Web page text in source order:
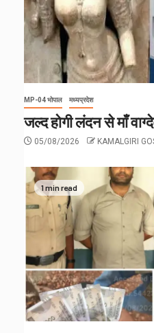
MP-04 भोपाल मध्यप्रदेश
जल्द होगी लंदन से माँ
05/08/2026 KAMALGIRI
1 min read